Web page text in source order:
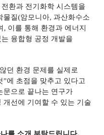
환과 전기화학 시스템을
물질(암모니아,과산화수소
, 이를 통해 환경과 에너지
융합형 공정 개발을
던 환경 문제를 실제로
”에 초점을 맞추고 있다고
문으로 끝나는 연구가
개선에 기여할 수 있는 기술